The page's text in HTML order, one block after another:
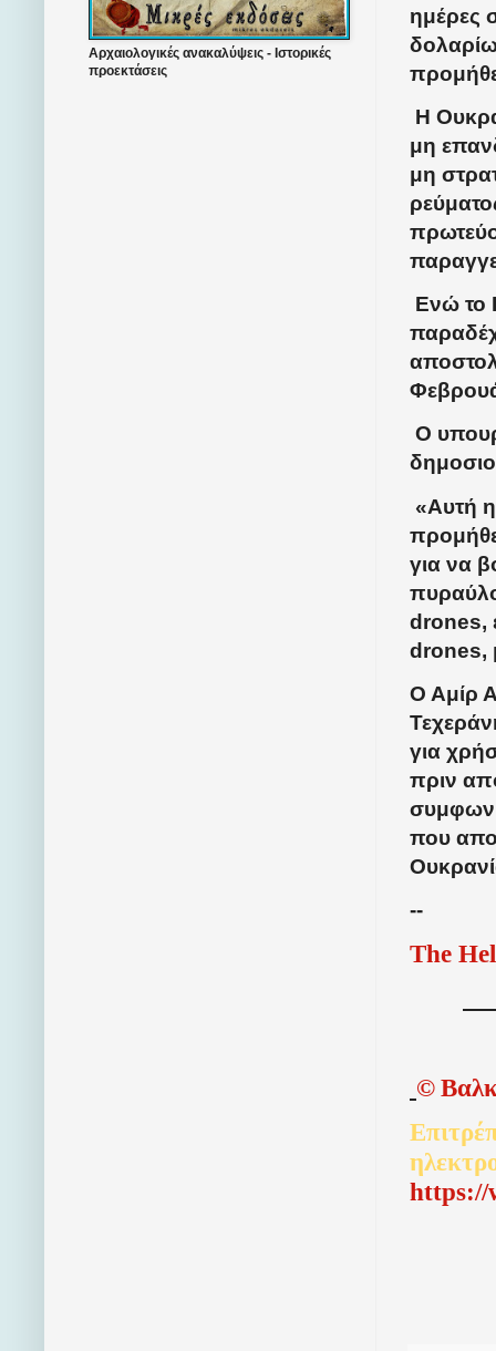
ημέρες
Η
μη
μη
Ενώ το
Ο
«Αυτή
για να
drones,
drones,
Ο Αμίρ
για
πριν
που
--
The
©
https://
Αρχαιολογικές ανακαλύψεις - Ιστορικές
προεκτάσεις